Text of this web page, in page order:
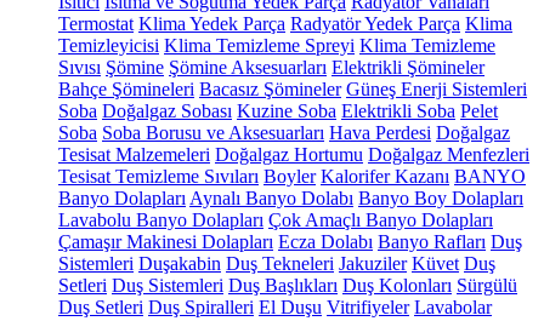
Termostat Klima Yedek Parça Radyatör Yedek Parça Klima
Temizleyicisi Klima Temizleme Spreyi Klima Temizleme
Sıvısı Şömine Şömine Aksesuarları Elektrikli Şömineler
Bahçe Şömineleri Bacasız Şömineler Güneş Enerji Sistemleri
Soba Doğalgaz Sobası Kuzine Soba Elektrikli Soba Pelet
Soba Soba Borusu ve Aksesuarları Hava Perdesi Doğalgaz
Tesisat Malzemeleri Doğalgaz Hortumu Doğalgaz Menfezleri
Tesisat Temizleme Sıvıları Boyler Kalorifer Kazanı BANYO
Banyo Dolapları Aynalı Banyo Dolabı Banyo Boy Dolapları
Lavabolu Banyo Dolapları Çok Amaçlı Banyo Dolapları
Çamaşır Makinesi Dolapları Ecza Dolabı Banyo Rafları Duş
Sistemleri Duşakabin Duş Tekneleri Jakuziler Küvet Duş
Setleri Duş Sistemleri Duş Başlıkları Duş Kolonları Sürgülü
Duş Setleri Duş Spiralleri El Duşu Vitrifiyeler Lavabolar